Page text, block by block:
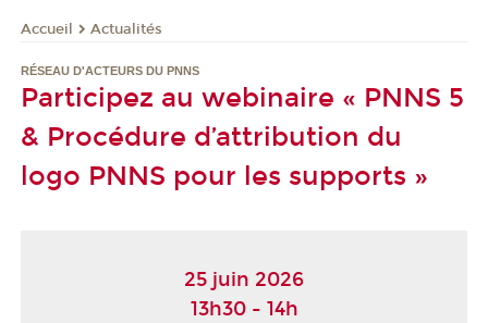
Accueil Actualités
RÉSEAU D'ACTEURS DU PNNS
Participez au webinaire « PNNS 5
& Procédure d’attribution du
logo PNNS pour les supports »
25 juin 2026
13h30 - 14h